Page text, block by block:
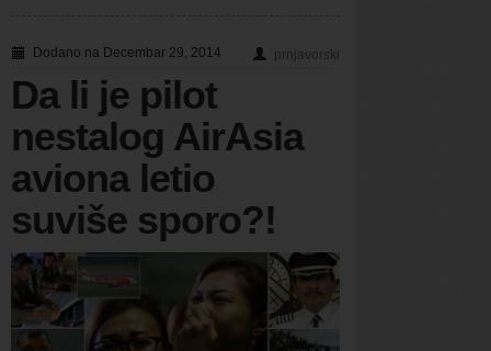
Dodano na Decembar 29, 2014 prnjavorski
Da li je pilot
nestalog AirAsia
aviona letio
suviše sporo?!